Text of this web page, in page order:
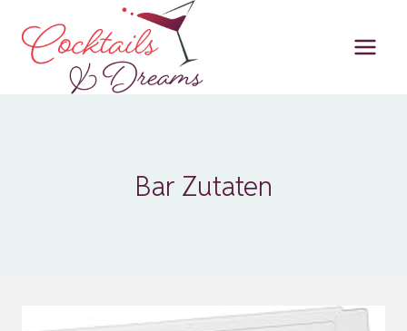
Inhalt
springen
Bar Zutaten